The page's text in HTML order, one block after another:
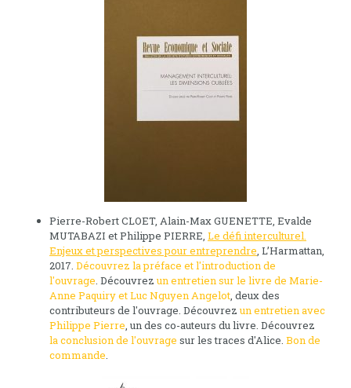
Pierre-Robert CLOET, Alain-Max GUENETTE, Evalde
MUTABAZI et Philippe PIERRE, Le défi interculturel.
Enjeux et perspectives pour entreprendre, L’Harmattan,
2017. Découvrez la préface et l'introduction de
l'ouvrage. Découvrez un entretien sur le livre de Marie-
Anne Paquiry et Luc Nguyen Angelot, deux des
contributeurs de l'ouvrage. Découvrez un entretien avec
Philippe Pierre, un des co-auteurs du livre. Découvrez
la conclusion de l'ouvrage sur les traces d'Alice. Bon de
commande.